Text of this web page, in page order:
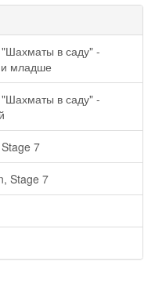
в саду" -
и младше
в саду" -
7
Stage 7